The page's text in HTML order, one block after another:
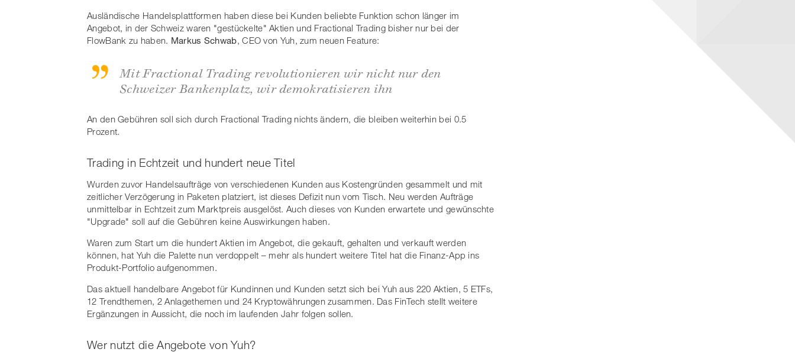
Ausländische Handelsplattformen haben diese bei Kunden beliebte Funktion schon länger im
Angebot, in der Schweiz waren "gestückelte" Aktien und Fractional Trading bisher nur bei der
FlowBank zu haben. Markus Schwab, CEO von Yuh, zum neuen Feature:
Mit Fractional Trading revolutionieren wir nicht nur den
Schweizer Bankenplatz, wir demokratisieren ihn
An den Gebühren soll sich durch Fractional Trading nichts ändern, die bleiben weiterhin bei 0.5
Prozent.
Trading in Echtzeit und hundert neue Titel
Wurden zuvor Handelsaufträge von verschiedenen Kunden aus Kostengründen gesammelt und mit
zeitlicher Verzögerung in Paketen platziert, ist dieses Defizit nun vom Tisch. Neu werden Aufträge
unmittelbar in Echtzeit zum Marktpreis ausgelöst. Auch dieses von Kunden erwartete und gewünschte
"Upgrade" soll auf die Gebühren keine Auswirkungen haben.
Waren zum Start um die hundert Aktien im Angebot, die gekauft, gehalten und verkauft werden
können, hat Yuh die Palette nun verdoppelt – mehr als hundert weitere Titel hat die Finanz-App ins
Produkt-Portfolio aufgenommen.
Das aktuell handelbare Angebot für Kundinnen und Kunden setzt sich bei Yuh aus 220 Aktien, 5 ETFs,
12 Trendthemen, 2 Anlagethemen und 24 Kryptowährungen zusammen. Das FinTech stellt weitere
Ergänzungen in Aussicht, die noch im laufenden Jahr folgen sollen.
Wer nutzt die Angebote von Yuh?